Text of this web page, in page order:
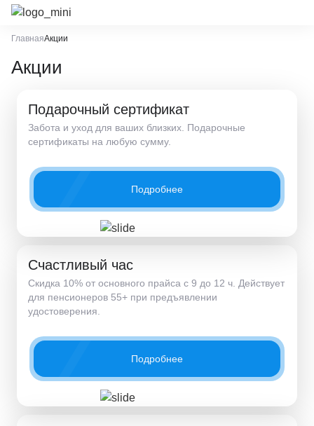
ГлавнаяАкции
Акции
Подарочный сертификат
Забота и уход для ваших близких. Подарочные
сертификаты на любую сумму.
Подробнее
Счастливый час
Скидка 10% от основного прайса с 9 до 12 ч. Действует
для пенсионеров 55+ при предъявлении
удостоверения.
Подробнее